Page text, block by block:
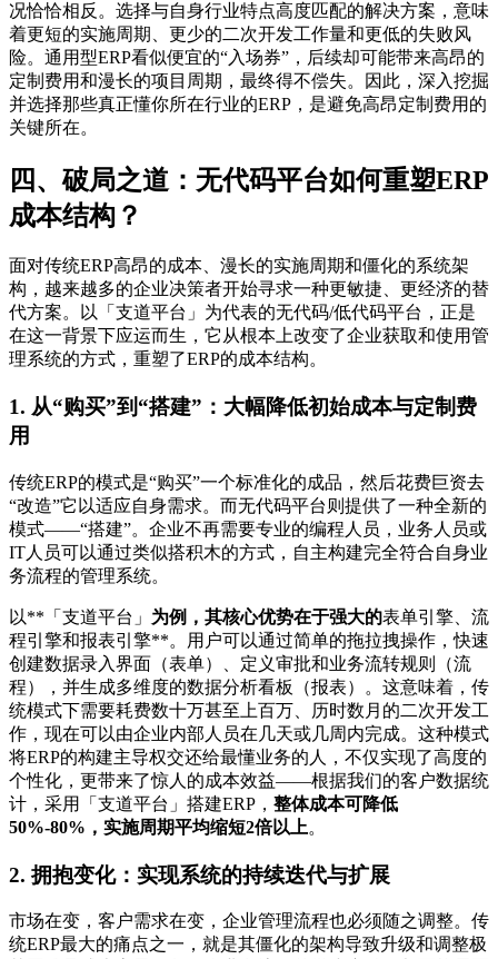
况恰恰相反。选择与自身行业特点高度匹配的解决方案，意味
着更短的实施周期、更少的二次开发工作量和更低的失败风
险。通用型ERP看似便宜的“入场券”，后续却可能带来高昂的
定制费用和漫长的项目周期，最终得不偿失。因此，深入挖掘
并选择那些真正懂你所在行业的ERP，是避免高昂定制费用的
关键所在。
四、破局之道：无代码平台如何重塑ERP
成本结构？
面对传统ERP高昂的成本、漫长的实施周期和僵化的系统架
构，越来越多的企业决策者开始寻求一种更敏捷、更经济的替
代方案。以「支道平台」为代表的无代码/低代码平台，正是
在这一背景下应运而生，它从根本上改变了企业获取和使用管
理系统的方式，重塑了ERP的成本结构。
1. 从“购买”到“搭建”：大幅降低初始成本与定制费
用
传统ERP的模式是“购买”一个标准化的成品，然后花费巨资去
“改造”它以适应自身需求。而无代码平台则提供了一种全新的
模式——“搭建”。企业不再需要专业的编程人员，业务人员或
IT人员可以通过类似搭积木的方式，自主构建完全符合自身业
务流程的管理系统。
以**「支道平台」 为例，其核心优势在于强大的表单引擎、流
程引擎和报表引擎**。用户可以通过简单的拖拉拽操作，快速
创建数据录入界面（表单）、定义审批和业务流转规则（流
程），并生成多维度的数据分析看板（报表）。这意味着，传
统模式下需要耗费数十万甚至上百万、历时数月的二次开发工
作，现在可以由企业内部人员在几天或几周内完成。这种模式
将ERP的构建主导权交还给最懂业务的人，不仅实现了高度的
个性化，更带来了惊人的成本效益——根据我们的客户数据统
计，采用「支道平台」搭建ERP， 整体成本可降低
50%-80%，实施周期平均缩短2倍以上。
2. 拥抱变化：实现系统的持续迭代与扩展
市场在变，客户需求在变，企业管理流程也必须随之调整。传
统ERP最大的痛点之一，就是其僵化的架构导致升级和调整极